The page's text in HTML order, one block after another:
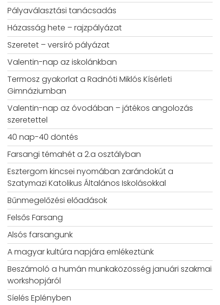
Pályaválasztási tanácsadás
Házasság hete – rajzpályázat
Szeretet – versíró pályázat
Valentin-nap az iskolánkban
Termosz gyakorlat a Radnóti Miklós Kísérleti
Gimnáziumban
Valentin-nap az óvodában – játékos angolozás
szeretettel
40 nap-40 döntés
Farsangi témahét a 2.a osztályban
Esztergom kincsei nyomában zarándokút a
Szatymazi Katolikus Általános Iskolásokkal
Bűnmegelőzési előadások
Felsős Farsang
Alsós farsangunk
A magyar kultúra napjára emlékeztünk
Beszámoló a humán munkaközösség januári szakmai
workshopjáról
Síelés Eplényben